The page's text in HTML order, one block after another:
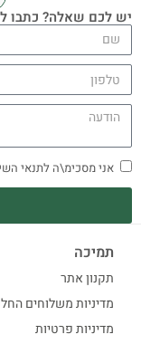
יש לכם שאלה? כתבו
אני מסכימ\ה לתנאי
תמיכה
תקנון אתר
מדיניות משלוחים
מדיניות פרטיות